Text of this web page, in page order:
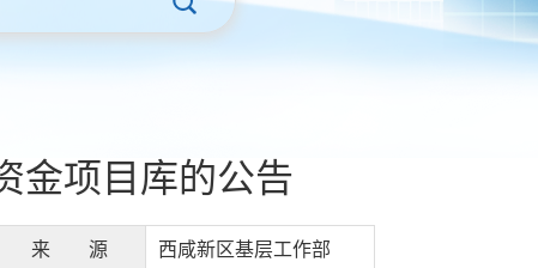
金项目库的公告
来 源 西咸新区基层工作部